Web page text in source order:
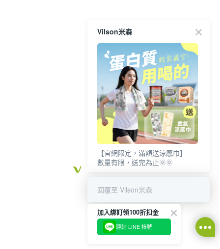
Vilson米森
【官網限定，滿額送涼感巾】
數量有限，送完為止🌞🌞
回覆至 Vilson米森
加入綁訂領100折扣金
連結 LINE 帳號